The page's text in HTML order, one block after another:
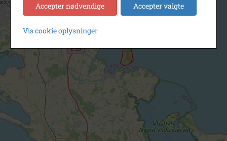
Accepter nødvendige Accepter valgte
Vis cookie oplysninger